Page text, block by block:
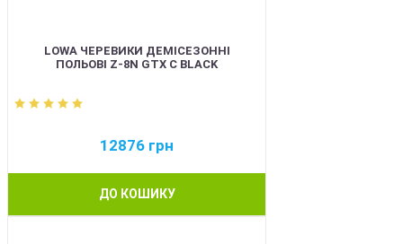
LOWA ЧЕРЕВИКИ ДЕМІСЕЗОННІ
ПОЛЬОВІ Z-8N GTX C BLACK
12876 грн
ДО КОШИКУ